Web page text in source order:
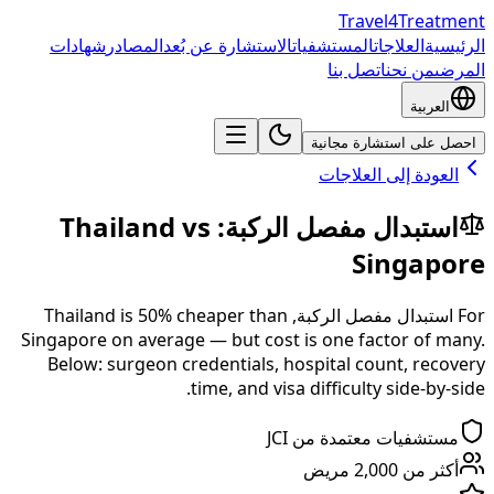
Travel4Treatment
الرئيسيةالعلاجاتالمستشفياتالاستشارة عن بُعدالمصادر شهادات
المرضىمن نحناتصل بنا
العربية
احصل على استشارة مجانية
العودة إلى العلاجات
استبدال مفصل الركبة:
Thailand vs
Singapore
For استبدال مفصل الركبة,
Thailand is 50% cheaperthan
Singaporeon average — but cost is one factor of many.
Below: surgeon credentials, hospital count, recovery
time, and visa difficulty side-by-side.
مستشفيات معتمدة من JCI
أكثر من 2,000 مريض